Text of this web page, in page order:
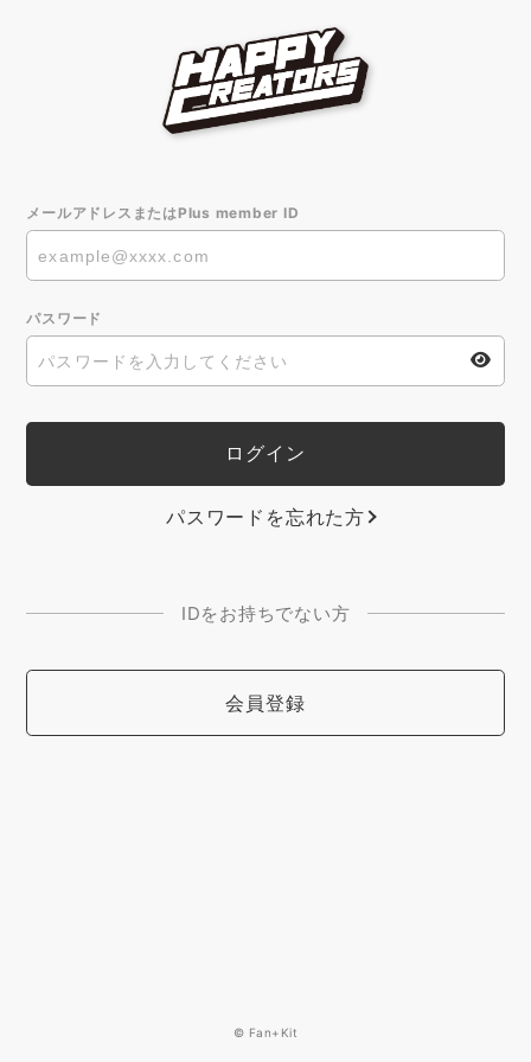
メールアドレスまたはPlus member ID
パスワード
パスワードを忘れた方
IDをお持ちでない方
会員登録
© Fan+Kit